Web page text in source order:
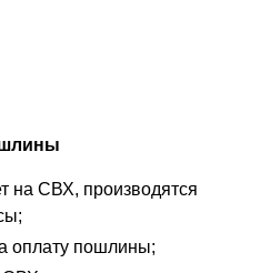
на СВХ, производятся
оплату пошлины;